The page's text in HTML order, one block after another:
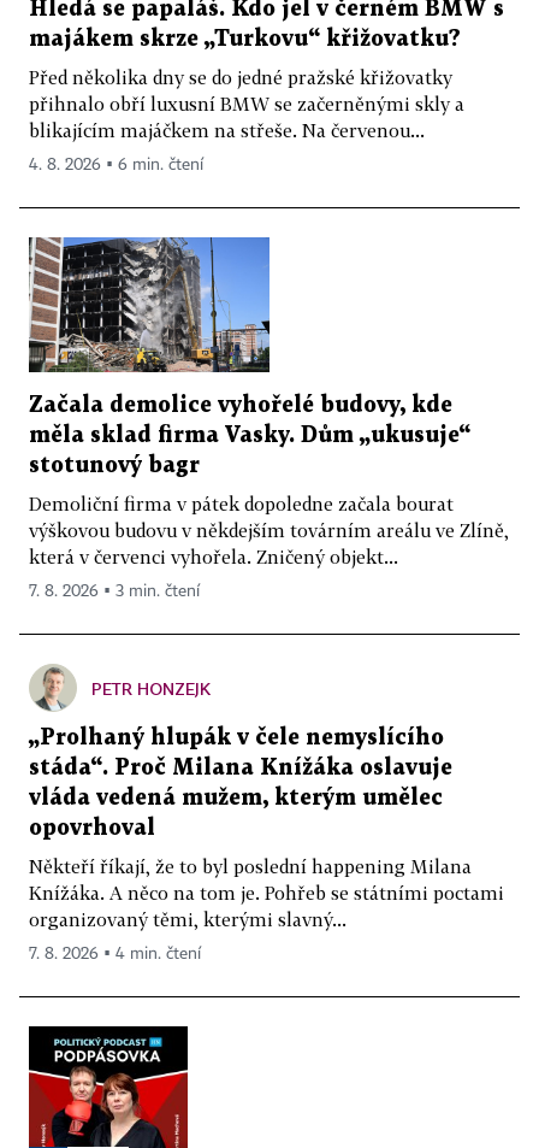
Hledá se papaláš. Kdo jel v černém BMW s
majákem skrze „Turkovu“ křižovatku?
Před několika dny se do jedné pražské křižovatky
přihnalo obří luxusní BMW se začerněnými skly a
blikajícím majáčkem na střeše. Na červenou...
4. 8. 2026 ▪ 6 min. čtení
Začala demolice vyhořelé budovy, kde
měla sklad firma Vasky. Dům „ukusuje“
stotunový bagr
Demoliční firma v pátek dopoledne začala bourat
výškovou budovu v někdejším továrním areálu ve Zlíně,
která v červenci vyhořela. Zničený objekt...
7. 8. 2026 ▪ 3 min. čtení
PETR HONZEJK
„Prolhaný hlupák v čele nemyslícího
stáda“. Proč Milana Knížáka oslavuje
vláda vedená mužem, kterým umělec
opovrhoval
Někteří říkají, že to byl poslední happening Milana
Knížáka. A něco na tom je. Pohřeb se státními poctami
organizovaný těmi, kterými slavný...
7. 8. 2026 ▪ 4 min. čtení